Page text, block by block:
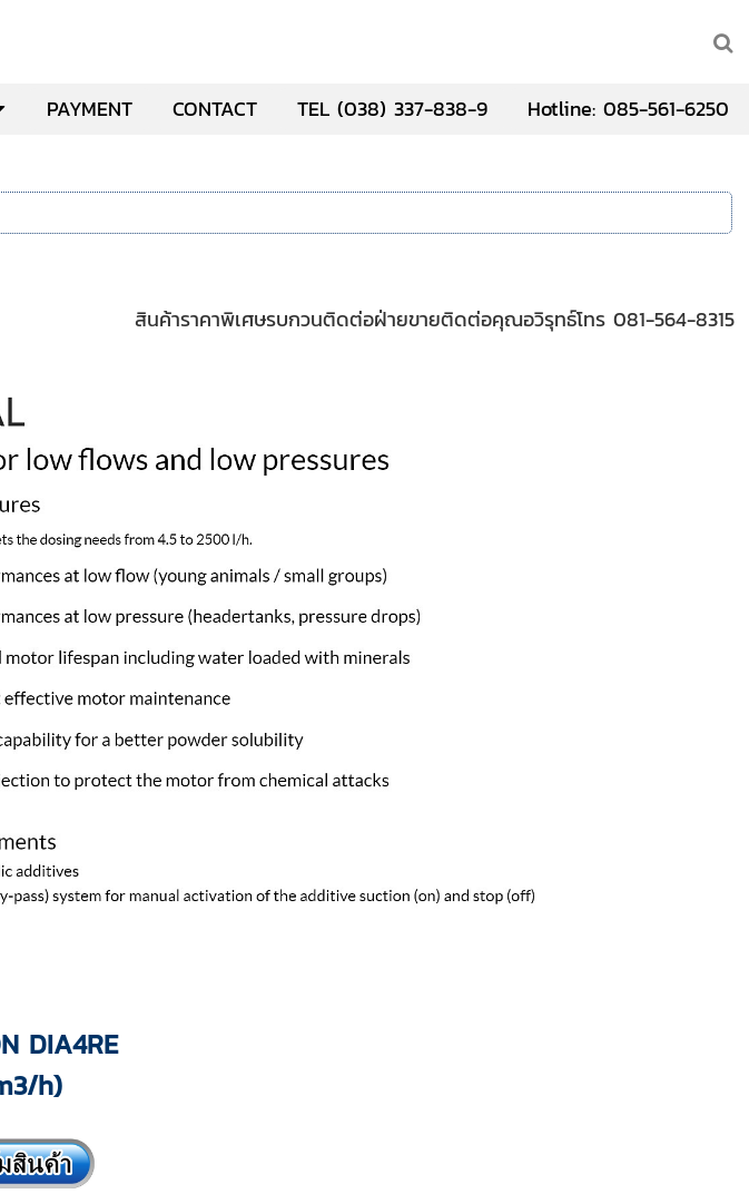
PAYMENT CONTACT TEL (038) 337-838-9 Hotline: 085-561-6250
สินค้าราคาพิเศษรบกวนติดต่อฝ่ายขายติดต่อคุณอวิรุทธ์โทร 081-564-8315
DIA4RE
h)